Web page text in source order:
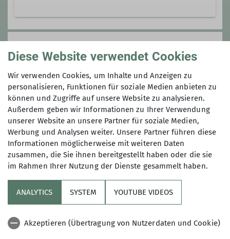
Zur JDAV gehören alle Mitglieder des
DAV bis 27 Jahre sowie alle
Jugendleiter*innen und die gewählten
01.11.2025 / 31.01.2026
Maximale Teilnehmeranzahl
20
Sektion
Aktuelles
Diese Website verwendet Cookies
Wir verwenden Cookies, um Inhalte und Anzeigen zu
personalisieren, Funktionen für soziale Medien anbieten zu
können und Zugriffe auf unsere Website zu analysieren.
Außerdem geben wir Informationen zu Ihrer Verwendung
unserer Website an unsere Partner für soziale Medien,
Werbung und Analysen weiter. Unsere Partner führen diese
Informationen möglicherweise mit weiteren Daten
zusammen, die Sie ihnen bereitgestellt haben oder die sie
im Rahmen Ihrer Nutzung der Dienste gesammelt haben.
ANALYTICS SYSTEM YOUTUBE VIDEOS
Akzeptieren (Übertragung von Nutzerdaten und Cookie)